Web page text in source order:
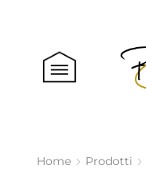
Home Prodotti